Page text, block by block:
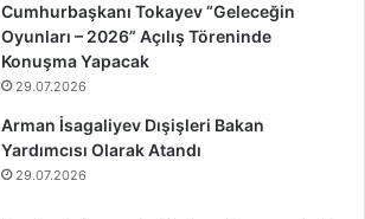
Cumhurbaşkanı Tokayev “Geleceğin
Oyunları – 2026” Açılış Töreninde
Konuşma Yapacak
29.07.2026
Arman İsagaliyev Dışişleri Bakan
Yardımcısı Olarak Atandı
29.07.2026